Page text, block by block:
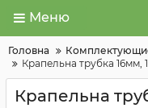
Меню
Головна
Крапельна трубка 16мм,
Крапельна